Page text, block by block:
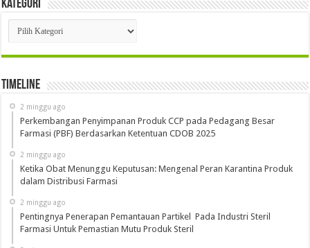
Kategori
Kategori
Timeline
2 minggu ago
Perkembangan Penyimpanan Produk CCP pada Pedagang Besar
Farmasi (PBF) Berdasarkan Ketentuan CDOB 2025
2 minggu ago
Ketika Obat Menunggu Keputusan: Mengenal Peran Karantina Produk
dalam Distribusi Farmasi
2 minggu ago
Pentingnya Penerapan Pemantauan Partikel Pada Industri Steril
Farmasi Untuk Pemastian Mutu Produk Steril